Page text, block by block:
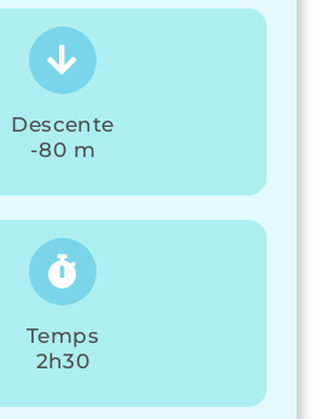
Descente
-80 m
Temps
2h30